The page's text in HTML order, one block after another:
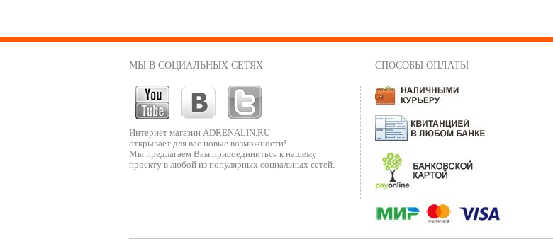
МЫ В СОЦИАЛЬНЫХ СЕТЯХ
Интернет магазин ADRENALIN.RU
открывает для вас новые возможности!
Мы предлагаем Вам присоединиться к нашему
проекту в любой из популярных социальных сетей.
СПОСОБЫ ОПЛАТЫ